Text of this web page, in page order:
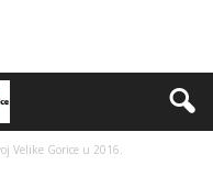
Velike Gorice u 2016.